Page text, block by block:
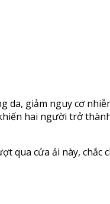
da, giảm nguy cơ
hai người trở
qua cửa ải này,